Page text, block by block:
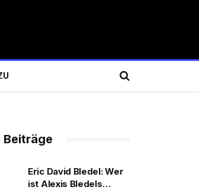
Beiträge
Eric David Bledel: Wer
ist Alexis Bledels